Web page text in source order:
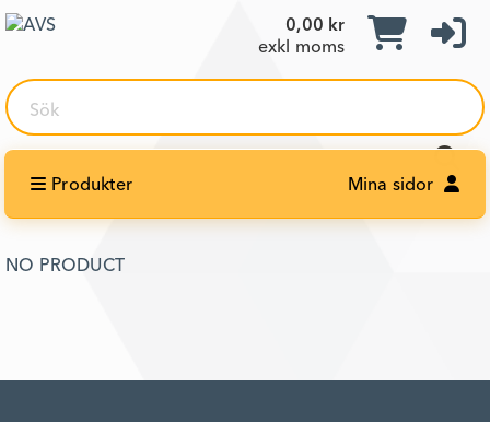
0,00 kr
exkl moms
Sök
Produkter Mina sidor
NO PRODUCT